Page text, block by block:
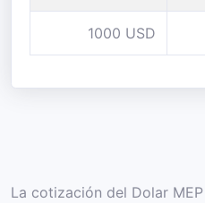
1000 USD
La cotización del Dolar